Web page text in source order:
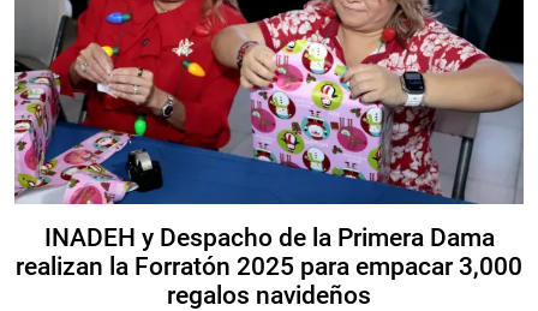
INADEH y Despacho de la Primera Dama
realizan la Forratón 2025 para empacar 3,000
regalos navideños